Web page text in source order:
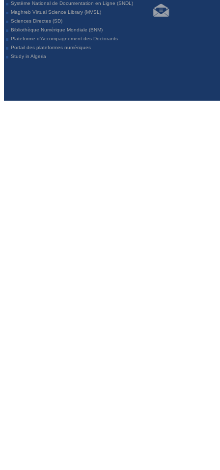
Système National de Documentation en Ligne (SNDL)
Maghreb Virtual Science Library (MVSL)
Sciences Directes (SD)
Bibliothèque Numérique Mondiale (BNM)
Plateforme d'Accompagnement des Doctorants
Portail des plateformes numériques
Study in Algeria